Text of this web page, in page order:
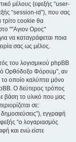
μέλους (εφεξής “user-
“session-id”), που σας
τρίτο cookie θα
“"Αγιον Ορος"
να καταγράφεται ποια
σας ως μέλος.
του λογισμικού phpBB
Ορθόδοξο Φόρουμ”, αν
οποίο καλύπτει μόνο
Ο δεύτερος τρόπος
βάση το υλικό που μας
σε:
εγγραφή
“ο λογαριασμός
και ενώ είστε